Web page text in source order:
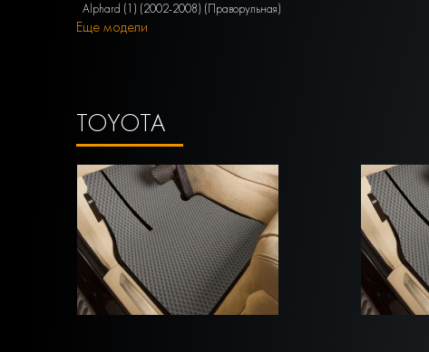
Alphard (1) (2002-2008) (Праворульная)
Еще модели
TOYOTA